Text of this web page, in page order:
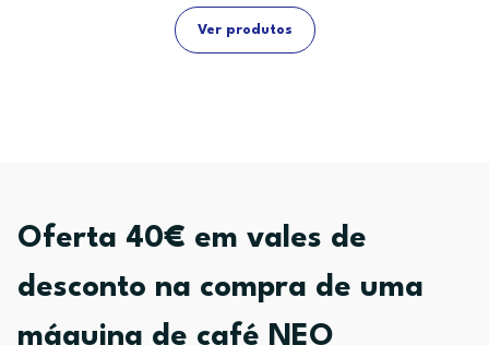
Ver produtos
Oferta 40€ em vales de
desconto na compra de uma
máquina de café NEO